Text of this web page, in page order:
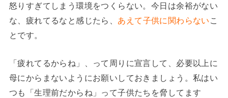
怒りすぎてしまう環境をつくらない。今日は余裕がない
な、疲れてるなと感じたら、 あえて子供に関わらない こ
とです。
「疲れてるからね」、って周りに宣言して、必要以上に
母にからまないようにお願いしておきましょう。私はい
つも「生理前だからね」って子供たちを脅してます